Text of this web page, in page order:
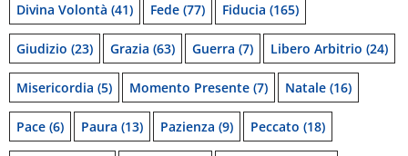
Divina Volontà (41) Fede (77) Fiducia (165)
Giudizio (23) Grazia (63) Guerra (7) Libero Arbitrio (24)
Misericordia (5) Momento Presente (7) Natale (16)
Pace (6) Paura (13) Pazienza (9) Peccato (18)